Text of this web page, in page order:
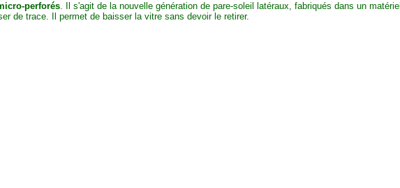
perforés. Il s'agit de la nouvelle génération de pare-soleil latéraux, fabriqués dans un matériel
de trace. Il permet de baisser la vitre sans devoir le retirer.